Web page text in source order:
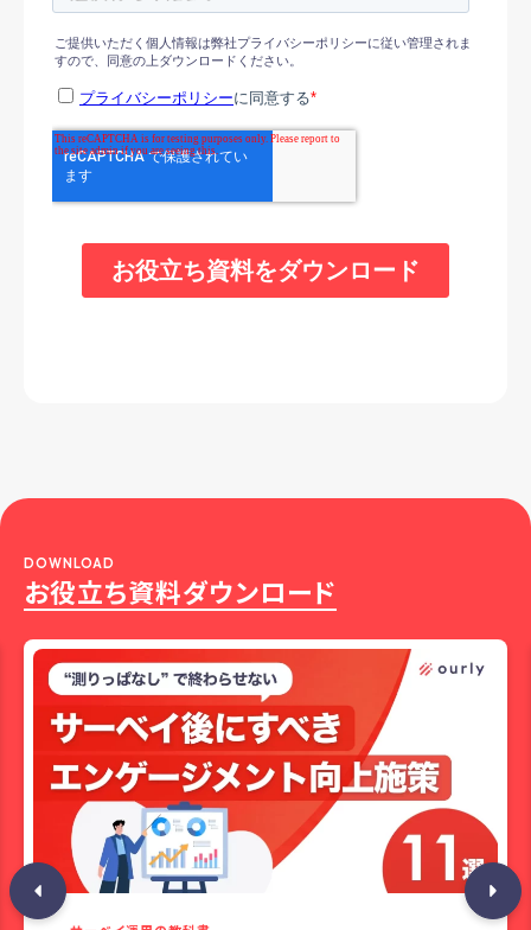
お役立ち資料ダウンロード
DOWNLOAD